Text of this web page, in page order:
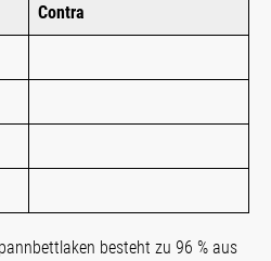
Contra
besteht zu 96 % aus